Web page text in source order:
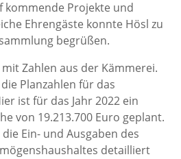
kommende Projekte und
Ehrengäste konnte Hösl zu
begrüßen.
Zahlen aus der Kämmerei.
Planzahlen für das
ist für das Jahr 2022 ein
von 19.213.700 Euro geplant.
Ein- und Ausgaben des
detailliert